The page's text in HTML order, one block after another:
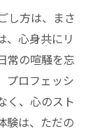
し方は、まさ
、心身共にリ
常の喧騒を忘
プロフェッシ
く、心のスト
験は、ただの